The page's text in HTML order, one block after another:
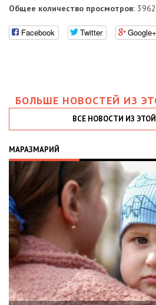
Общее количество просмотров: 3962
Facebook Twitter Google+
БОЛЬШЕ НОВОСТЕЙ ИЗ
ВСЕ НОВОСТИ ИЗ
МАРАЗМАРИЙ